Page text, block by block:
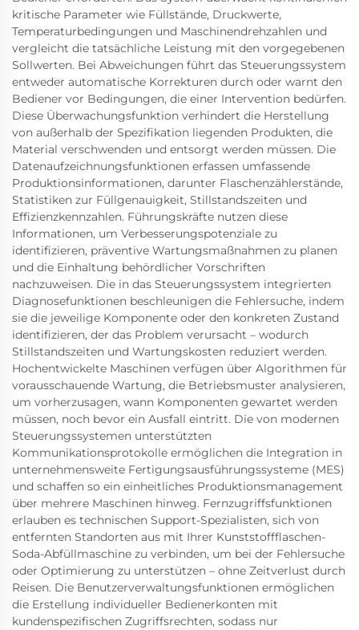
kritische Parameter wie Füllstände, Druckwerte,
Temperaturbedingungen und Maschinendrehzahlen und
vergleicht die tatsächliche Leistung mit den vorgegebenen
Sollwerten. Bei Abweichungen führt das Steuerungssystem
entweder automatische Korrekturen durch oder warnt den
Bediener vor Bedingungen, die einer Intervention bedürfen.
Diese Überwachungsfunktion verhindert die Herstellung
von außerhalb der Spezifikation liegenden Produkten, die
Material verschwenden und entsorgt werden müssen. Die
Datenaufzeichnungsfunktionen erfassen umfassende
Produktionsinformationen, darunter Flaschenzählerstände,
Statistiken zur Füllgenauigkeit, Stillstandszeiten und
Effizienzkennzahlen. Führungskräfte nutzen diese
Informationen, um Verbesserungspotenziale zu
identifizieren, präventive Wartungsmaßnahmen zu planen
und die Einhaltung behördlicher Vorschriften
nachzuweisen. Die in das Steuerungssystem integrierten
Diagnosefunktionen beschleunigen die Fehlersuche, indem
sie die jeweilige Komponente oder den konkreten Zustand
identifizieren, der das Problem verursacht – wodurch
Stillstandszeiten und Wartungskosten reduziert werden.
Hochentwickelte Maschinen verfügen über Algorithmen für
vorausschauende Wartung, die Betriebsmuster analysieren,
um vorherzusagen, wann Komponenten gewartet werden
müssen, noch bevor ein Ausfall eintritt. Die von modernen
Steuerungssystemen unterstützten
Kommunikationsprotokolle ermöglichen die Integration in
unternehmensweite Fertigungsausführungssysteme (MES)
und schaffen so ein einheitliches Produktionsmanagement
über mehrere Maschinen hinweg. Fernzugriffsfunktionen
erlauben es technischen Support-Spezialisten, sich von
entfernten Standorten aus mit Ihrer Kunststoffflaschen-
Soda-Abfüllmaschine zu verbinden, um bei der Fehlersuche
oder Optimierung zu unterstützen – ohne Zeitverlust durch
Reisen. Die Benutzerverwaltungsfunktionen ermöglichen
die Erstellung individueller Bedienerkonten mit
kundenspezifischen Zugriffsrechten, sodass nur